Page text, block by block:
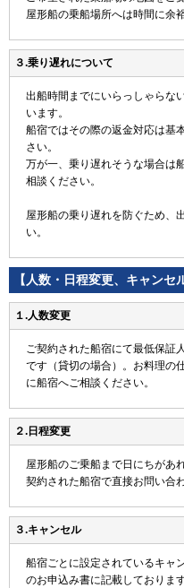
屋形船の乗船場所へは時間に余
３.乗り遅れについて
出船時間までにいらっしゃらな
います。
船宿ではその際の返金対応は基
さい。
万が一、乗り遅れそうな場合は
相談ください。
屋形船の乗り遅れを防ぐため、
い。
【人数・日程変更、キャンセ
１.人数変更
ご契約された船宿にて最低保証
です（貸切の場合）。お料理の
に船宿へご相談ください。
２.日程変更
屋形船のご乗船まで日にちがあ
契約された船宿で直接お問い合
３.キャンセル
船宿ごとに設定されているキャ
のお申込み書に記載しております